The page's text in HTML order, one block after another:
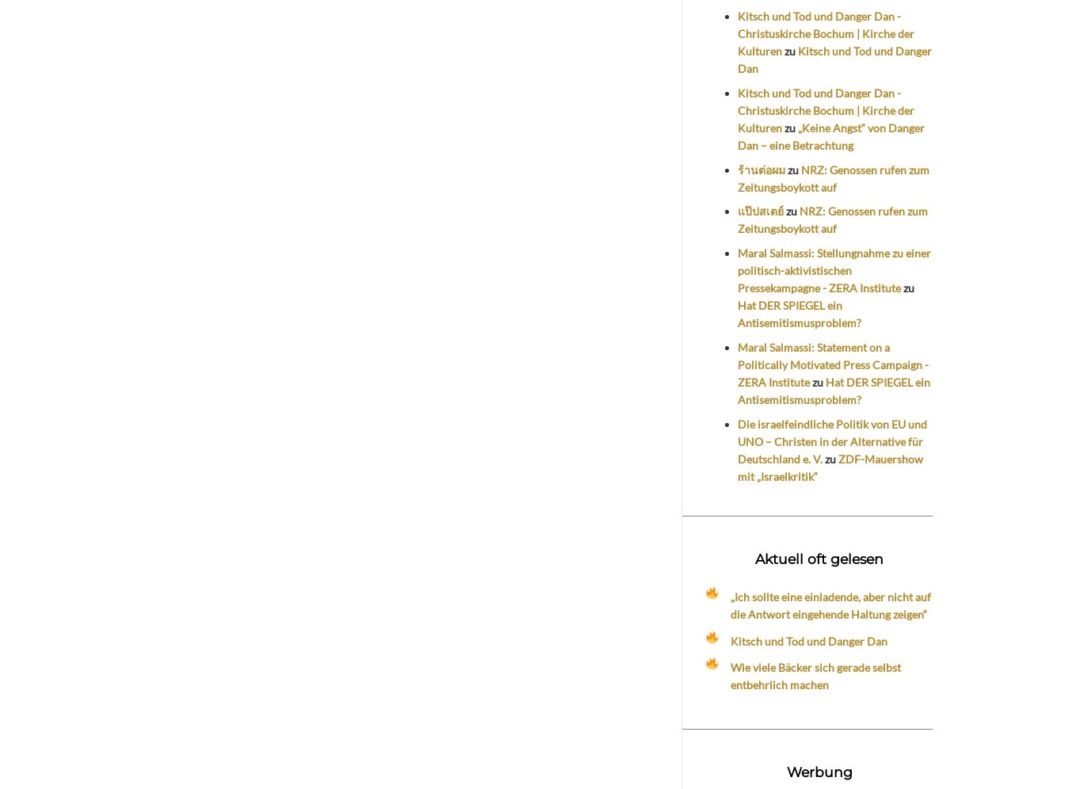
Kitsch und Tod und Danger Dan -
Christuskirche Bochum | Kirche der
Kulturenzu Kitsch und Tod und Danger
Dan
Kitsch und Tod und Danger Dan -
Christuskirche Bochum | Kirche der
Kulturenzu „Keine Angst“ von Danger
Dan – eine Betrachtung
ร้านต่อผมzu NRZ: Genossen rufen zum
Zeitungsboykott auf
แป๊ปสเตย์zu NRZ: Genossen rufen zum
Zeitungsboykott auf
Maral Salmassi: Stellungnahme zu einer
politisch-aktivistischen
Pressekampagne - ZERA Institutezu
Hat DER SPIEGEL ein
Antisemitismusproblem?
Maral Salmassi: Statement on a
Politically Motivated Press Campaign -
ZERA Institutezu Hat DER SPIEGEL ein
Antisemitismusproblem?
Die israelfeindliche Politik von EU und
UNO – Christen in der Alternative für
Deutschland e. V.zuZDF-Mauershow
mit „Israelkritik“
Aktuell oft gelesen
„Ich sollte eine einladende, aber nicht auf
die Antwort eingehende Haltung zeigen“
Kitsch und Tod und Danger Dan
Wie viele Bäcker sich gerade selbst
entbehrlich machen
Werbung